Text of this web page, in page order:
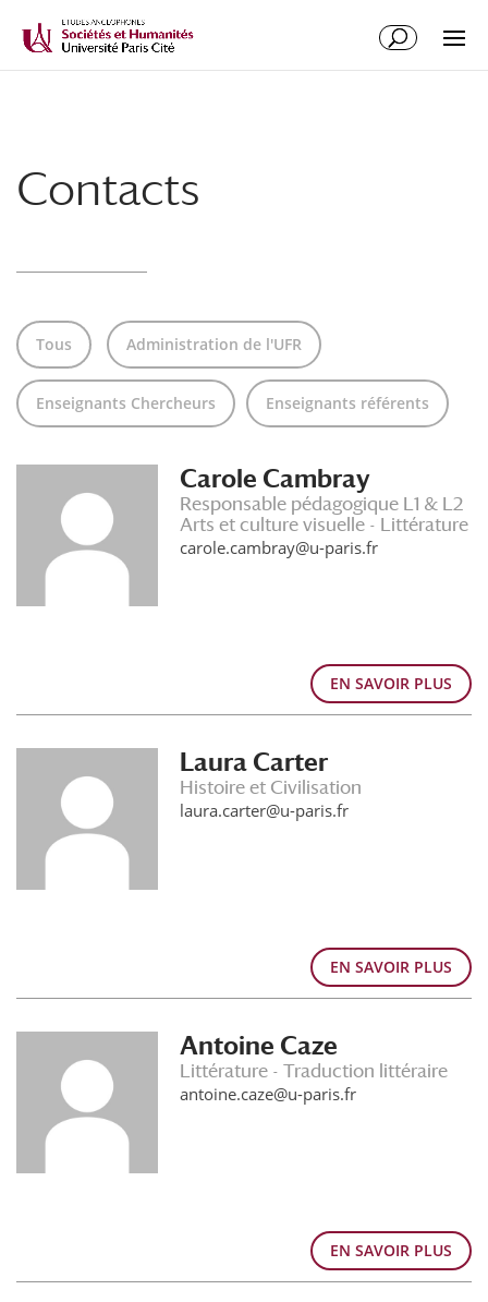
Contacts
Tous Administration de l'UFR
Enseignants Chercheurs Enseignants référents
Carole Cambray
Responsable pédagogique L1 & L2
Arts et culture visuelle - Littérature
carole.cambray@u-paris.fr
EN SAVOIR PLUS
Laura Carter
Histoire et Civilisation
laura.carter@u-paris.fr
EN SAVOIR PLUS
Antoine Caze
Littérature - Traduction littéraire
antoine.caze@u-paris.fr
EN SAVOIR PLUS